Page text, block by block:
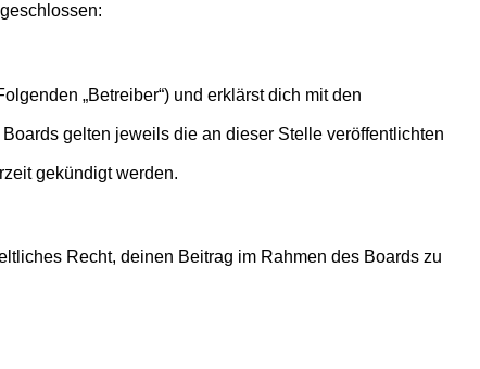
„Betreiber“) und erklärst dich mit den
gelten jeweils die an dieser Stelle veröffentlichten
gekündigt werden.
Recht, deinen Beitrag im Rahmen des Boards zu